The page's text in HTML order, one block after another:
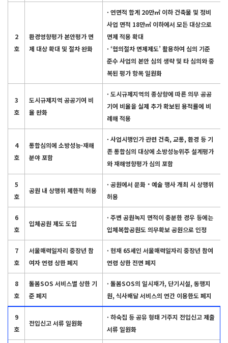
2
호
환경영향평가 본안평가 면
제 대상 확대 및 절차 완화
· 연면적 합계 20만㎡ 이하 건축물 및 정비
사업 면적 18만㎡ 이하에서 모든 대상으로
면제 적용 확대
· ‘협의절차 면제제도’ 활용하여 심의 기준
준수 사업의 본안 심의 생략 및 타 심의와 중
복된 평가 항목 일원화
3
호
도시규제지역 공공기여 비
율 완화
· 도시규제지역의 종상향에 따른 의무 공공
기여 비율을 실제 추가 확보된 용적률에 비
례해 적용
4
호
통합심의에 소방성능·재해
분야 포함
· 사업시행인가 관련 건축, 교통, 환경 등 기
존 통합심의 대상에 소방성능위주 설계평가
와 재해영향평가 심의 포함
5
호
공원 내 상행위 제한적 허용
· 공원에서 문화‧예술 행사 개최 시 상행위
허용
6
호
입체공원 제도 도입
· 주변 공원녹지 면적이 충분한 경우 등에는
입체복합공원도 의무확보 공원으로 인정
7
호
서울매력일자리 중장년 참
여자 연령 상한 폐지
· 현재 65세인 서울매력일자리 중장년 참여
연령 상한 전면 폐지
8
호
돌봄SOS 서비스별 상한 기
준 폐지
· 돌봄SOS의 일시재가, 단기시설, 동행지
원, 식사배달 서비스의 연간 이용한도 폐지
9
호
전입신고 서류 일원화
· 하숙집 등 공유 형태 거주지 전입신고 제출
서류 일원화